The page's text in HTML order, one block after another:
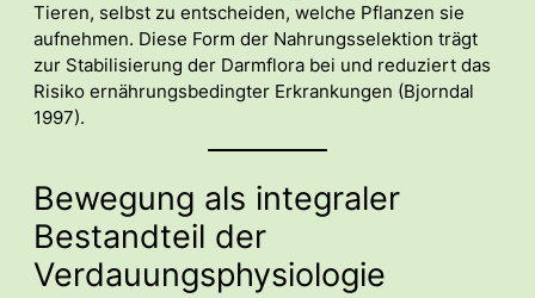
Tieren, selbst zu entscheiden, welche Pflanzen sie
aufnehmen. Diese Form der Nahrungsselektion trägt
zur Stabilisierung der Darmflora bei und reduziert das
Risiko ernährungsbedingter Erkrankungen (Bjorndal
1997).
Bewegung als integraler
Bestandteil der
Verdauungsphysiologie